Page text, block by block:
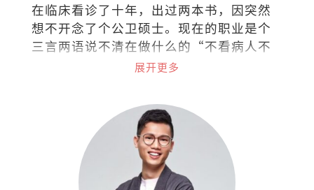
在临床看诊了十年，出过两本书，因突然
想不开念了个公卫硕士。现在的职业是个
三言两语说不清在做什么的“不看病人不
看诊的医生“(叹)。展开更多